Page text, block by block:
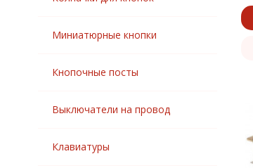
Миниатюрные кнопки
Кнопочные посты
Выключатели на провод
Клавиатуры